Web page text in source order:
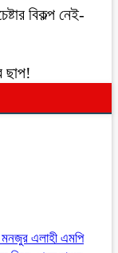
বিকল্প নেই-
ছাপ!
মনজুর এলাহী এমপি